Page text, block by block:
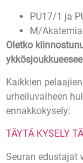
PU17/1 ja
M/
Oletko
Kaikkien
urheiluvaiheen
ennakkokysely:
TÄYTÄ KYSELY
Seuran edustajat